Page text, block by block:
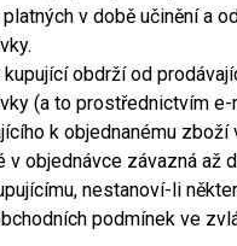
v době učinění a
obdrží od
(a to prostřednictvím e-
k objednanému zboží
v objednávce závazná až
nestanoví-li
podmínek ve